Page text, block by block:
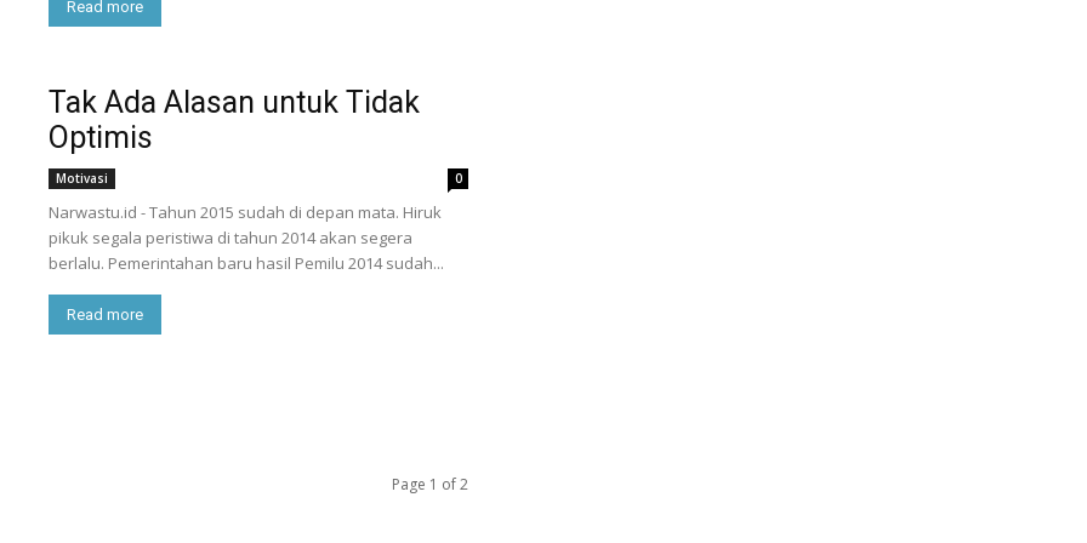
Read more
Tak Ada Alasan untuk Tidak
Optimis
Motivasi 0
Narwastu.id - Tahun 2015 sudah di depan mata. Hiruk
pikuk segala peristiwa di tahun 2014 akan segera
berlalu. Pemerintahan baru hasil Pemilu 2014 sudah...
Read more
Page 1 of 2